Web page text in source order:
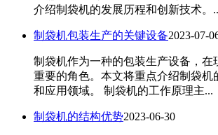
介绍制袋机的发展历程和创新技术。
制袋机包装生产的关键设备2023-07-
制袋机作为一种的包装生产设备，在
重要的角色。本文将重点介绍制袋机
和应用领域。 制袋机的工作原理主...
制袋机的结构优势2023-06-30